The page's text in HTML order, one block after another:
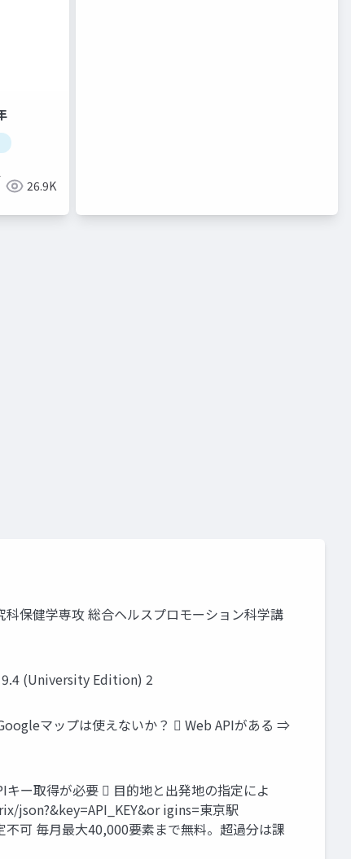
26.9K
保健学専攻 総合ヘルスプロモーション科学講
9.4 (University Edition) 2
マップは使えないか？  Web APIがある ⇒
ー取得が必要  目的地と出発地の指定によ
json?&key=API_KEY&or igins=東京駅
可 毎月最大40,000要素まで無料。超過分は課